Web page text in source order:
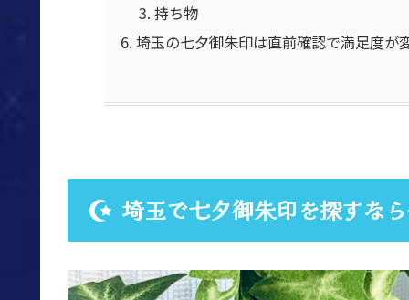
持ち物
埼玉の七夕御朱印は直前確認で満足度が
埼玉で七夕御朱印を探すな